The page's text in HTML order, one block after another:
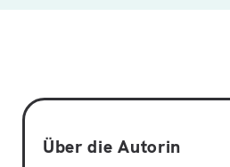
Über die Autorin